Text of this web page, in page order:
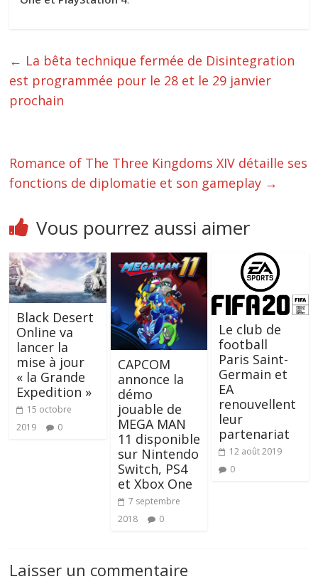
← La bêta technique fermée de Disintegration
est programmée pour le 28 et le 29 janvier
prochain
Romance of The Three Kingdoms XIV détaille ses
fonctions de diplomatie et son gameplay →
Vous pourrez aussi aimer
Black Desert
Online va
lancer la
mise à jour
« la Grande
Expedition »
15 octobre
2019
0
CAPCOM
annonce la
démo
jouable de
MEGA MAN
11 disponible
sur Nintendo
Switch, PS4
et Xbox One
7 septembre
2018
0
Le club de
football
Paris Saint-
Germain et
EA
renouvellent
leur
partenariat
12 août 2019
0
Laisser un commentaire